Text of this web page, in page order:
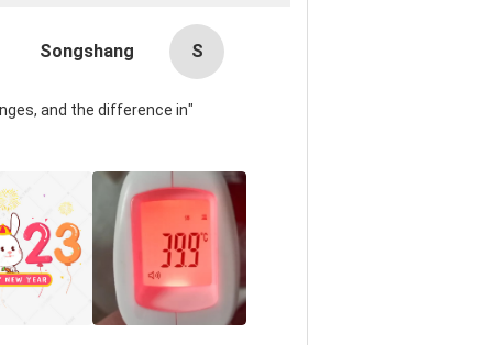
S
Songshang
and the difference in